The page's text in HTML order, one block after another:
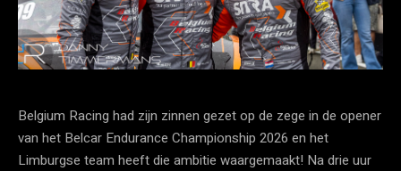
Belgium Racing had zijn zinnen gezet op de zege in de opener
van het Belcar Endurance Championship 2026 en het
Limburgse team heeft die ambitie waargemaakt! Na drie uur